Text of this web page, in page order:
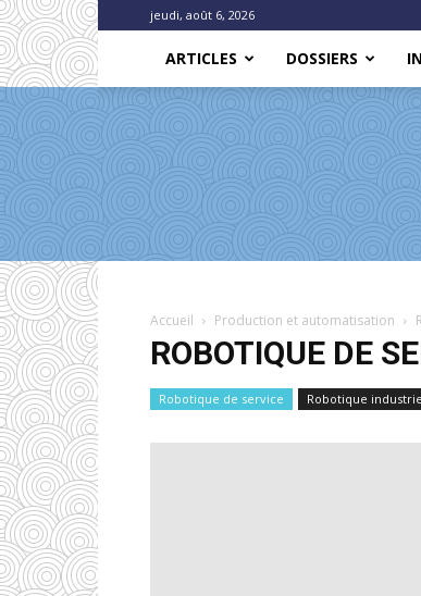
jeudi, août 6, 2026
ARTICLES DOSSIERS
Accueil Production et automatisation
ROBOTIQUE DE
Robotique de service Robotique